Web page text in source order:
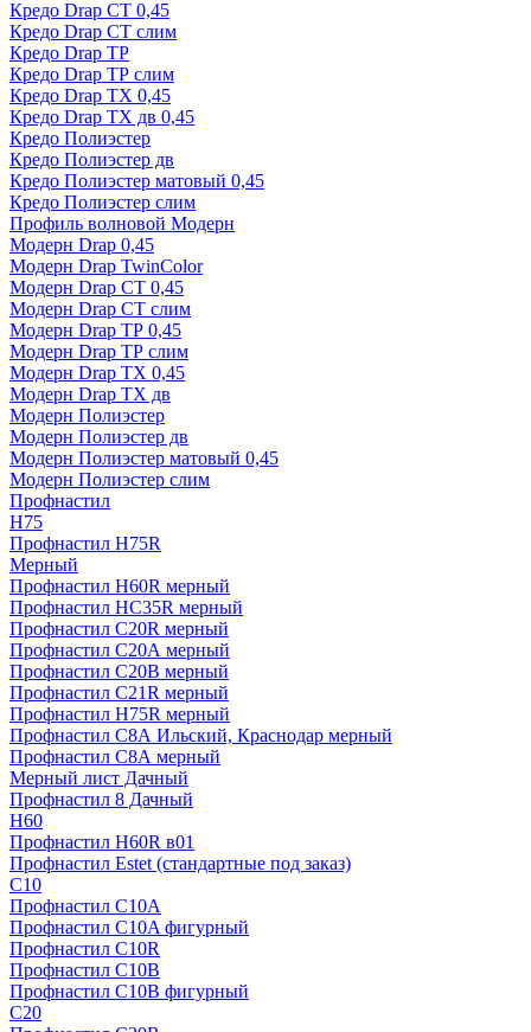
Кредо Drap СТ 0,45
Кредо Drap СТ слим
Кредо Drap ТР
Кредо Drap ТР слим
Кредо Drap ТХ 0,45
Кредо Drap ТХ дв 0,45
Кредо Полиэстер
Кредо Полиэстер дв
Кредо Полиэстер матовый 0,45
Кредо Полиэстер слим
Профиль волновой Модерн
Модерн Drap 0,45
Модерн Drap TwinColor
Модерн Drap СТ 0,45
Модерн Drap СТ слим
Модерн Drap ТР 0,45
Модерн Drap ТР слим
Модерн Drap ТХ 0,45
Модерн Drap ТХ дв
Модерн Полиэстер
Модерн Полиэстер дв
Модерн Полиэстер матовый 0,45
Модерн Полиэстер слим
Профнастил
H75
Профнастил H75R
Мерный
Профнастил H60R мерный
Профнастил HC35R мерный
Профнастил С20R мерный
Профнастил С20А мерный
Профнастил С20В мерный
Профнастил С21R мерный
Профнастил Н75R мерный
Профнастил С8А Ильский, Краснодар мерный
Профнастил С8А мерный
Мерный лист Дачный
Профнастил 8 Дачный
Н60
Профнастил H60R в01
Профнастил Estet (стандартные под заказ)
C10
Профнастил С10A
Профнастил С10A фигурный
Профнастил С10R
Профнастил С10В
Профнастил С10В фигурный
C20